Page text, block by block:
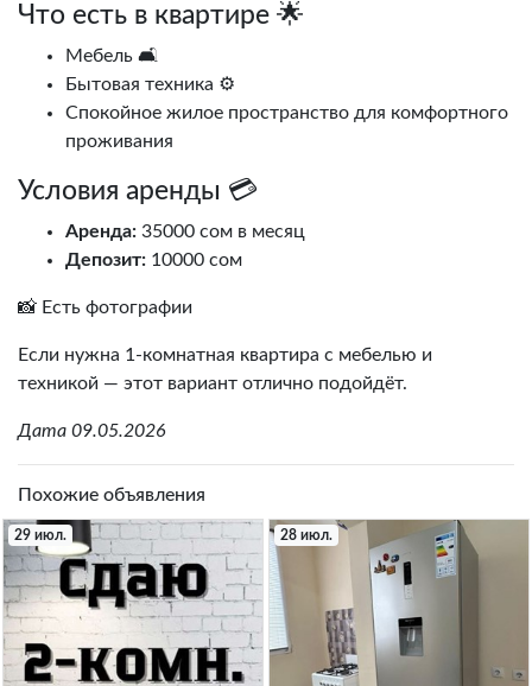
Что есть в квартире 🌟
Мебель 🛋️
Бытовая техника ⚙️
Спокойное жилое пространство для комфортного
проживания
Условия аренды 💳
Аренда: 35000 сом в месяц
Депозит: 10000 сом
📸 Есть фотографии
Если нужна 1-комнатная квартира с мебелью и
техникой — этот вариант отлично подойдёт.
Дата 09.05.2026
Похожие объявления
29 июл. 28 июл.